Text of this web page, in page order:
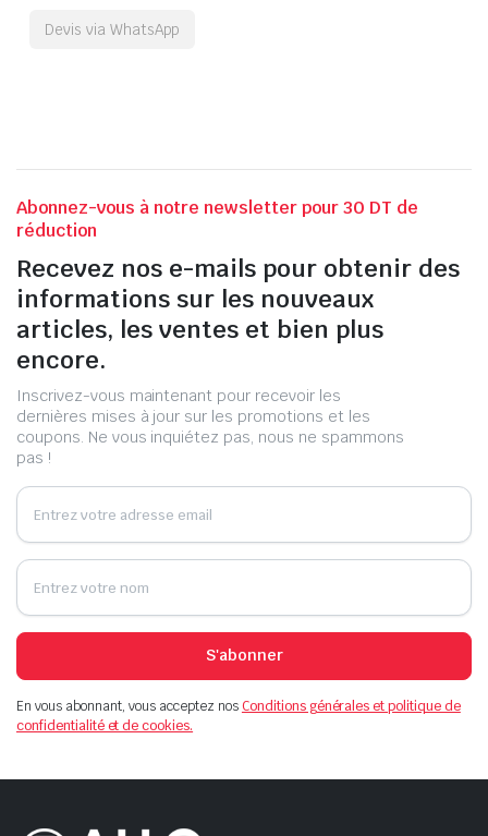
Devis via WhatsApp
Abonnez-vous à notre newsletter pour 30 DT de
réduction
Recevez nos e-mails pour obtenir des
informations sur les nouveaux
articles, les ventes et bien plus
encore.
Inscrivez-vous maintenant pour recevoir les
dernières mises à jour sur les promotions et les
coupons. Ne vous inquiétez pas, nous ne spammons
pas !
S'abonner
En vous abonnant, vous acceptez nosConditions générales et politique de
confidentialité et de cookies.